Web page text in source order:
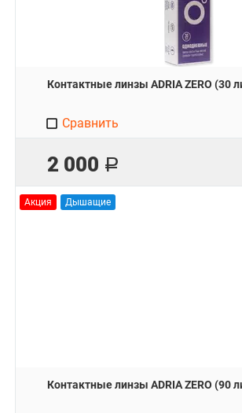
Контактные линзы ADRIA ZERO (30
2 000 Р
Сравнить
Акция Дышащие
Контактные линзы ADRIA ZERO (90